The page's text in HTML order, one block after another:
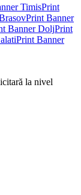
TimisPrint
Print Banner
BannerDoljPrint
Print Banner
la nivel